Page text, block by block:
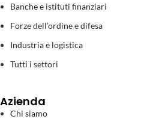
Banche e istituti finanziari
Forze dell’ordine e difesa
Industria e logistica
Tutti i settori
Azienda
Chi siamo